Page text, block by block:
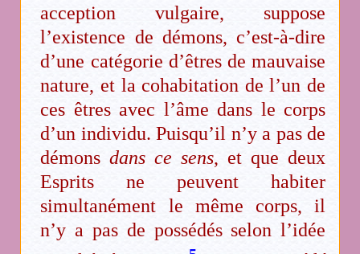
acception vulgaire, suppose
l’existence de démons, c’est-à-dire
d’une catégorie d’êtres de mauvaise
nature, et la cohabitation de l’un de
ces êtres avec l’âme dans le corps
d’un individu. Puisqu’il n’y a pas de
démonsdans ce sens, et que deux
Esprits ne peuvent habiter
simultanément le même corps, il
n’y a pas de possédés selon l’idée